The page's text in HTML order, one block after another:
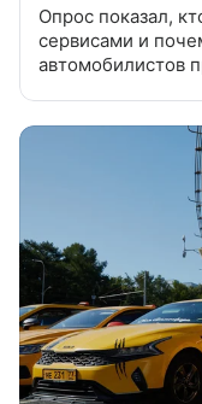
Опрос показал,
сервисами и
автомобилистов